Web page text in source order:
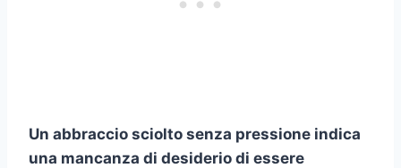
Un abbraccio sciolto senza pressione indica
una mancanza di desiderio di essere